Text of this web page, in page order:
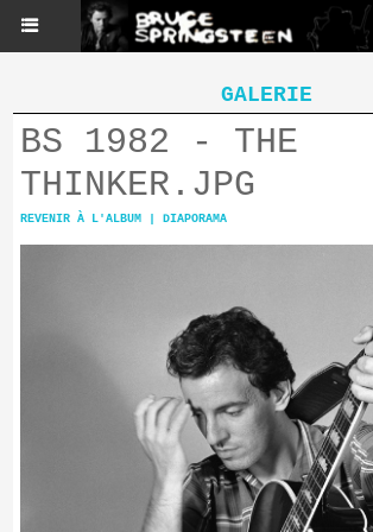
GALERIE
BS 1982 - THE
THINKER.JPG
REVENIR À L'ALBUM DIAPORAMA